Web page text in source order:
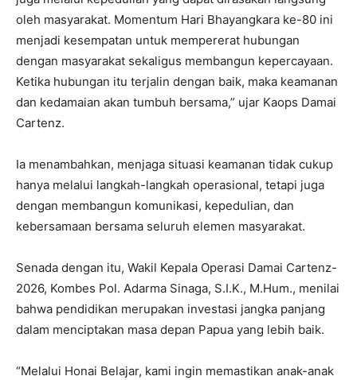
oleh masyarakat. Momentum Hari Bhayangkara ke-80 ini
menjadi kesempatan untuk mempererat hubungan
dengan masyarakat sekaligus membangun kepercayaan.
Ketika hubungan itu terjalin dengan baik, maka keamanan
dan kedamaian akan tumbuh bersama,” ujar Kaops Damai
Cartenz.
Ia menambahkan, menjaga situasi keamanan tidak cukup
hanya melalui langkah-langkah operasional, tetapi juga
dengan membangun komunikasi, kepedulian, dan
kebersamaan bersama seluruh elemen masyarakat.
Senada dengan itu, Wakil Kepala Operasi Damai Cartenz-
2026, Kombes Pol. Adarma Sinaga, S.I.K., M.Hum., menilai
bahwa pendidikan merupakan investasi jangka panjang
dalam menciptakan masa depan Papua yang lebih baik.
“Melalui Honai Belajar, kami ingin memastikan anak-anak